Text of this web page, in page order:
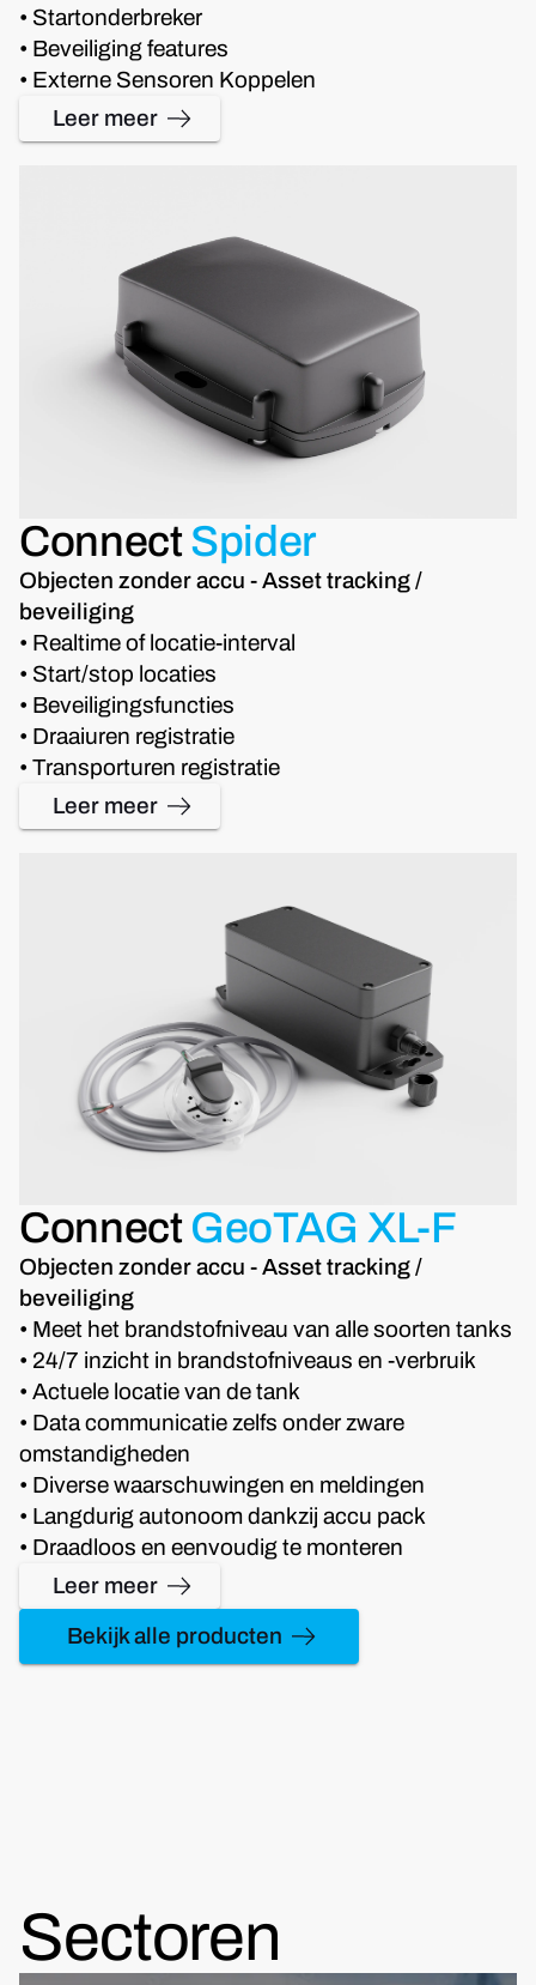
• Startonderbreker
• Beveiliging features
• Externe Sensoren Koppelen
Leer meer
Connect Spider
Objecten zonder accu - Asset tracking /
beveiliging
• Realtime of locatie-interval
• Start/stop locaties
• Beveiligingsfuncties
• Draaiuren registratie
• Transporturen registratie
Leer meer
Connect GeoTAG XL-F
Objecten zonder accu - Asset tracking /
beveiliging
• Meet het brandstofniveau van alle soorten tanks
• 24/7 inzicht in brandstofniveaus en -verbruik
• Actuele locatie van de tank
• Data communicatie zelfs onder zware
omstandigheden
• Diverse waarschuwingen en meldingen
• Langdurig autonoom dankzij accu pack
• Draadloos en eenvoudig te monteren
Leer meer
Bekijk alle producten
Sectoren